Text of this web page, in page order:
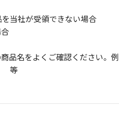
当社が受領できない場合
品名をよくご確認ください。
等